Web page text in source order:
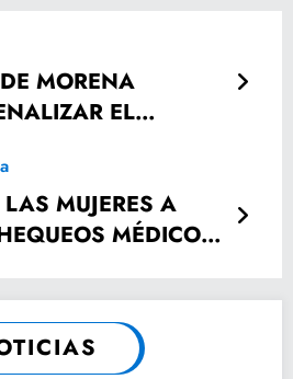
MORENA
EL
MUJERES A
MÉDICOS